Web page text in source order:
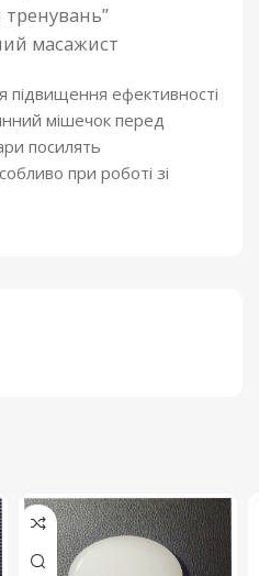
тренувань”
масажист
підвищення ефективності
мішечок перед
посилять
при роботі зі